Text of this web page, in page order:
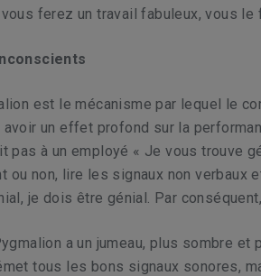
ferez un travail fabuleux, vous le
est le mécanisme par lequel le
avoir un effet profond sur la
pas à un employé « Je vous trouve
ou non, lire les signaux non verbaux
je dois être génial. Par
a un jumeau, plus sombre et
tous les bons signaux sonores,